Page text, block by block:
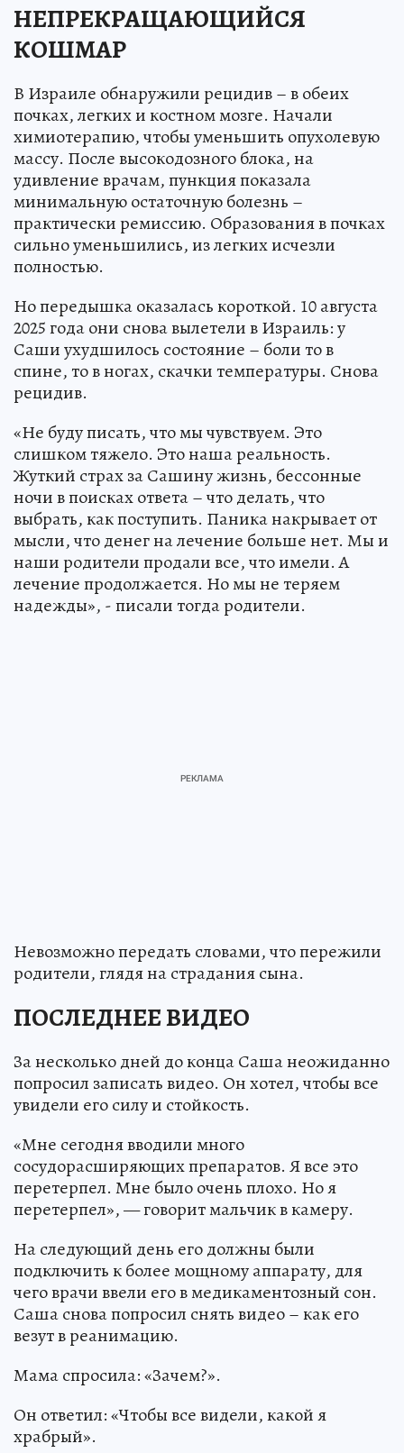
НЕПРЕКРАЩАЮЩИЙСЯ
КОШМАР
В Израиле обнаружили рецидив – в обеих
почках, легких и костном мозге. Начали
химиотерапию, чтобы уменьшить опухолевую
массу. После высокодозного блока, на
удивление врачам, пункция показала
минимальную остаточную болезнь –
практически ремиссию. Образования в почках
сильно уменьшились, из легких исчезли
полностью.
Но передышка оказалась короткой. 10 августа
2025 года они снова вылетели в Израиль: у
Саши ухудшилось состояние – боли то в
спине, то в ногах, скачки температуры. Снова
рецидив.
«Не буду писать, что мы чувствуем. Это
слишком тяжело. Это наша реальность.
Жуткий страх за Сашину жизнь, бессонные
ночи в поисках ответа – что делать, что
выбрать, как поступить. Паника накрывает от
мысли, что денег на лечение больше нет. Мы и
наши родители продали все, что имели. А
лечение продолжается. Но мы не теряем
надежды», - писали тогда родители.
Невозможно передать словами, что пережили
родители, глядя на страдания сына.
ПОСЛЕДНЕЕ ВИДЕО
За несколько дней до конца Саша неожиданно
попросил записать видео. Он хотел, чтобы все
увидели его силу и стойкость.
«Мне сегодня вводили много
сосудорасширяющих препаратов. Я все это
перетерпел. Мне было очень плохо. Но я
перетерпел», — говорит мальчик в камеру.
На следующий день его должны были
подключить к более мощному аппарату, для
чего врачи ввели его в медикаментозный сон.
Саша снова попросил снять видео – как его
везут в реанимацию.
Мама спросила: «Зачем?».
Он ответил: «Чтобы все видели, какой я
храбрый».